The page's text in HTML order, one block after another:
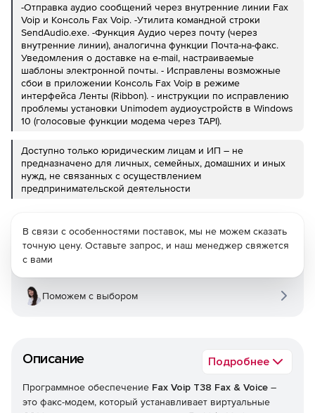
-Отправка аудио сообщений через внутренние линии Fax
Voip и Консоль Fax Voip. -Утилита командной строки
SendAudio.exe. -Функция Аудио через почту (через
внутренние линии), аналогична функции Почта-на-факс.
Уведомления о доставке на e-mail, настраиваемые
шаблоны электронной почты. - Исправлены возможные
сбои в приложении Консоль Fax Voip в режиме
интерфейса Ленты (Ribbon). - инструкции по исправлению
проблемы установки Unimodem аудиоустройств в Windows
10 (голосовые функции модема через TAPI).
Доступно только юридическим лицам и ИП – не
предназначено для личных, семейных, домашних и иных
нужд, не связанных с осуществлением
предпринимательской деятельности
Описание Подробнее
Программное обеспечение Fax Voip T38 Fax & Voice –
это факс-модем, который устанавливает виртуальные
В связи с особенностями поставок, мы не можем сказать
точную цену. Оставьте запрос, и наш менеджер свяжется
с вами
Поможем с выбором